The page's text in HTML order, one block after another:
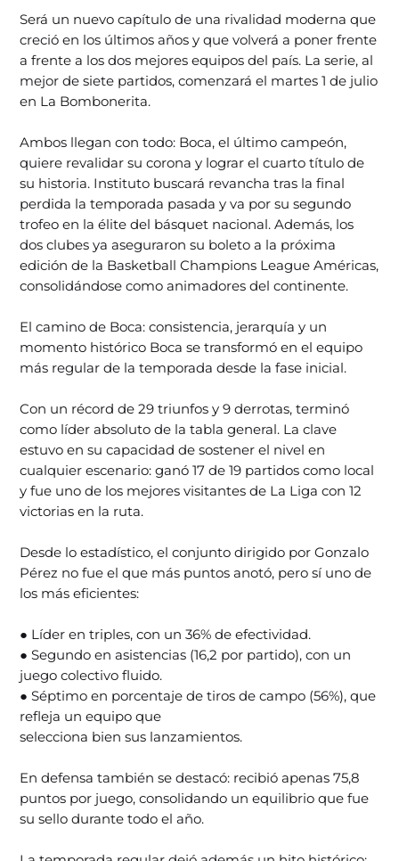
Será un nuevo capítulo de una rivalidad moderna que
creció en los últimos años y que volverá a poner frente
a frente a los dos mejores equipos del país. La serie, al
mejor de siete partidos, comenzará el martes 1 de julio
en La Bombonerita.
Ambos llegan con todo: Boca, el último campeón,
quiere revalidar su corona y lograr el cuarto título de
su historia. Instituto buscará revancha tras la final
perdida la temporada pasada y va por su segundo
trofeo en la élite del básquet nacional. Además, los
dos clubes ya aseguraron su boleto a la próxima
edición de la Basketball Champions League Américas,
consolidándose como animadores del continente.
El camino de Boca: consistencia, jerarquía y un
momento histórico Boca se transformó en el equipo
más regular de la temporada desde la fase inicial.
Con un récord de 29 triunfos y 9 derrotas, terminó
como líder absoluto de la tabla general. La clave
estuvo en su capacidad de sostener el nivel en
cualquier escenario: ganó 17 de 19 partidos como local
y fue uno de los mejores visitantes de La Liga con 12
victorias en la ruta.
Desde lo estadístico, el conjunto dirigido por Gonzalo
Pérez no fue el que más puntos anotó, pero sí uno de
los más eficientes:
● Líder en triples, con un 36% de efectividad.
● Segundo en asistencias (16,2 por partido), con un
juego colectivo fluido.
● Séptimo en porcentaje de tiros de campo (56%), que
refleja un equipo que
selecciona bien sus lanzamientos.
En defensa también se destacó: recibió apenas 75,8
puntos por juego, consolidando un equilibrio que fue
su sello durante todo el año.